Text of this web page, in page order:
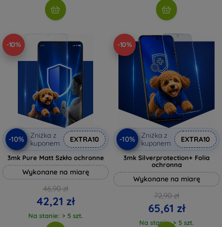
-10%
-10%
Zniżka z
kuponem
EXTRA10
3mk Pure Matt Szkło ochronne
Wykonane na miarę
46,90 zł
42,21 zł
Na stanie: > 5 szt.
-10%
-10%
Zniżka z
kuponem
EXTRA10
3mk Silverprotection+ Folia
ochronna
Wykonane na miarę
72,90 zł
65,61 zł
Na stanie: > 5 szt.